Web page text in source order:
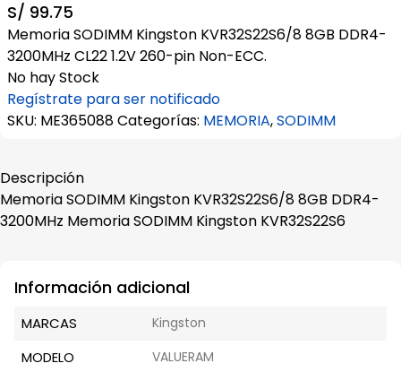
S/ 99.75
Memoria SODIMM Kingston KVR32S22S6/8 8GB DDR4-
3200MHz CL22 1.2V 260-pin Non-ECC.
No hay Stock
Regístrate para ser notificado
SKU: ME365088Categorías: MEMORIA,SODIMM
Descripción
Memoria SODIMM Kingston KVR32S22S6/8 8GB DDR4-
3200MHz Memoria SODIMM Kingston KVR32S22S6
Información adicional
MARCAS Kingston
MODELO VALUERAM